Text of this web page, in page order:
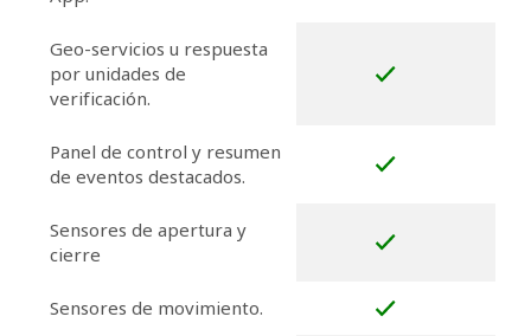
Geo-servicios u respuesta
por unidades de
verificación.
Panel de control y resumen
de eventos destacados.
Sensores de apertura y
cierre
Sensores de movimiento.